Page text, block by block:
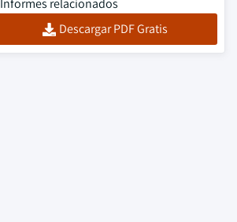
Informes relacionados
Descargar PDF Gratis